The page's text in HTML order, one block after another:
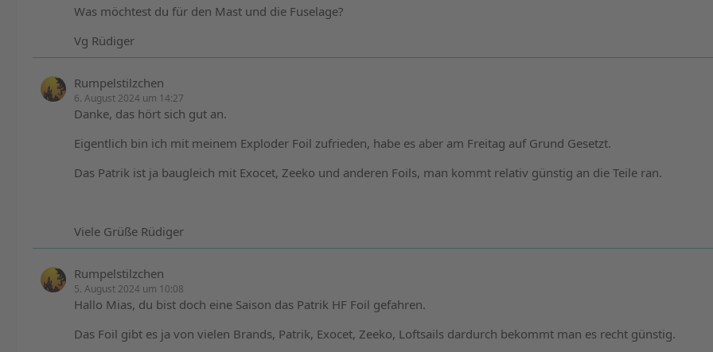
Was möchtest du für den Mast und die Fuselage?
Vg Rüdiger
Rumpelstilzchen
6. August 2024 um 14:27
Danke, das hört sich gut an.
Eigentlich bin ich mit meinem Exploder Foil zufrieden, habe es aber am Freitag auf Grund Gesetzt.
Das Patrik ist ja baugleich mit Exocet, Zeeko und anderen Foils, man kommt relativ günstig an die Teile ran.
Viele Grüße Rüdiger
Rumpelstilzchen
5. August 2024 um 10:08
Hallo Mias, du bist doch eine Saison das Patrik HF Foil gefahren.
Das Foil gibt es ja von vielen Brands, Patrik, Exocet, Zeeko, Loftsails dardurch bekommt man es recht günstig.